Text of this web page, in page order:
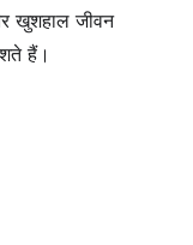
खुशहाल जीवन
हैं।